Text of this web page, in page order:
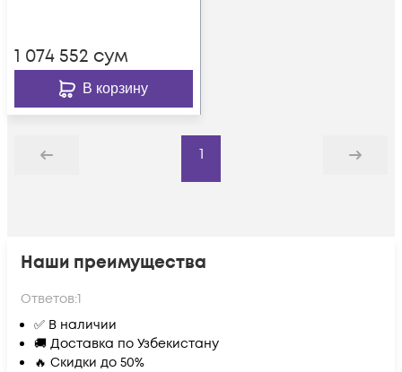
1 074 552 сум
В корзину
Назад
1
Дальше
Наши преимущества
Ответов:1
✅ В наличии
🚚 Доставка по Узбекистану
🔥 Скидки до 50%